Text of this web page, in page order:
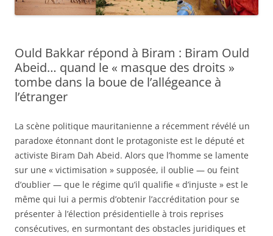
Ould Bakkar répond à Biram : Biram Ould
Abeid… quand le « masque des droits »
tombe dans la boue de l’allégeance à
l’étranger
La scène politique mauritanienne a récemment révélé un
paradoxe étonnant dont le protagoniste est le député et
activiste Biram Dah Abeid. Alors que l’homme se lamente
sur une « victimisation » supposée, il oublie — ou feint
d’oublier — que le régime qu’il qualifie « d’injuste » est le
même qui lui a permis d’obtenir l’accréditation pour se
présenter à l’élection présidentielle à trois reprises
consécutives, en surmontant des obstacles juridiques et